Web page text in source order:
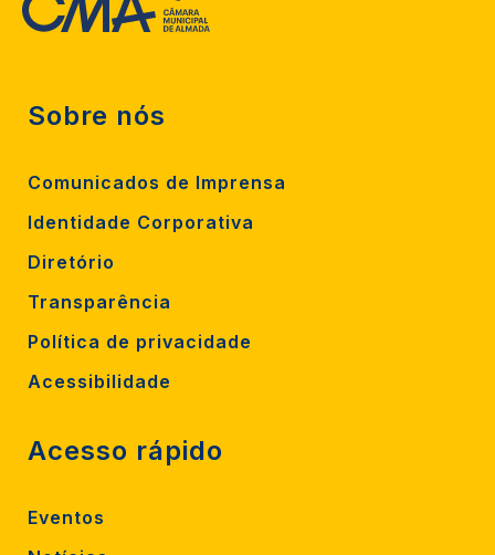
Sobre nós
Comunicados de Imprensa
Identidade Corporativa
Diretório
Transparência
Política de privacidade
Acessibilidade
Acesso rápido
Eventos